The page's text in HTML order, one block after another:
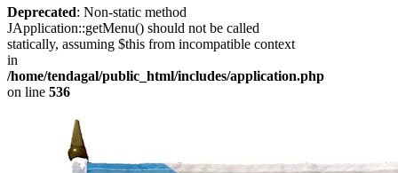
Deprecated: Non-static method
JApplication::getMenu() should not be called
statically, assuming $this from incompatible context
in
/home/tendagal/public_html/includes/application.php
on line 536